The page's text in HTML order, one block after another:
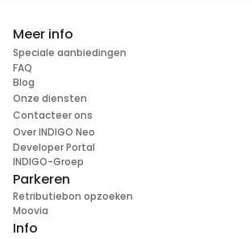
Meer info
Speciale aanbiedingen
FAQ
Blog
Onze diensten
Contacteer ons
Over INDIGO Neo
Developer Portal
INDIGO-Groep
Parkeren
Retributiebon opzoeken
Moovia
Info